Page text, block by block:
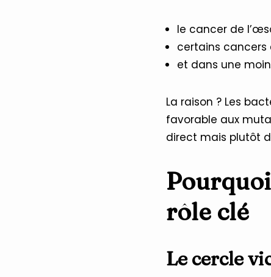
le cancer de
certains cancers
et dans une
La raison ? Les
favorable aux
direct mais plutôt
rôle clé
Le cercle